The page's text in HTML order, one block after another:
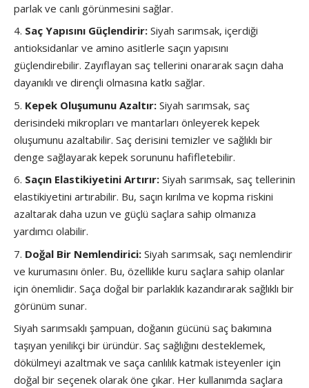
parlak ve canlı görünmesini sağlar.
Saç Yapısını Güçlendirir: Siyah sarımsak, içerdiği
antioksidanlar ve amino asitlerle saçın yapısını
güçlendirebilir. Zayıflayan saç tellerini onararak saçın daha
dayanıklı ve dirençli olmasına katkı sağlar.
Kepek Oluşumunu Azaltır: Siyah sarımsak, saç
derisindeki mikropları ve mantarları önleyerek kepek
oluşumunu azaltabilir. Saç derisini temizler ve sağlıklı bir
denge sağlayarak kepek sorununu hafifletebilir.
Saçın Elastikiyetini Artırır: Siyah sarımsak, saç tellerinin
elastikiyetini artırabilir. Bu, saçın kırılma ve kopma riskini
azaltarak daha uzun ve güçlü saçlara sahip olmanıza
yardımcı olabilir.
Doğal Bir Nemlendirici: Siyah sarımsak, saçı nemlendirir
ve kurumasını önler. Bu, özellikle kuru saçlara sahip olanlar
için önemlidir. Saça doğal bir parlaklık kazandırarak sağlıklı bir
görünüm sunar.
Siyah sarımsaklı şampuan, doğanın gücünü saç bakımına
taşıyan yenilikçi bir üründür. Saç sağlığını desteklemek,
dökülmeyi azaltmak ve saça canlılık katmak isteyenler için
doğal bir seçenek olarak öne çıkar. Her kullanımda saçlara